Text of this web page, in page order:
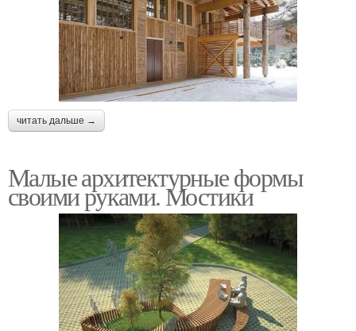
читать дальше →
Малые архитектурные формы
своими руками. Мостики